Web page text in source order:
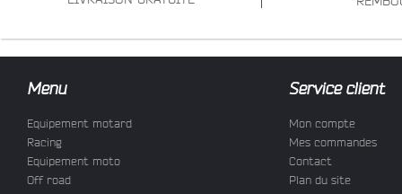
Menu
Equipement motard
Racing
Equipement moto
Off road
Service client
Mon compte
Mes commandes
Contact
Plan du site